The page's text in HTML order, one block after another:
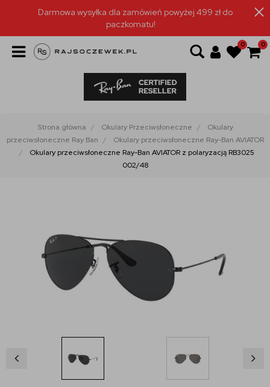
Darmowa wysyłka dla zamówień powyżej 499 zł do
paczkomatu!
0 0
Strona główna Okulary Przeciwsłoneczne
Okulary
przeciwsłoneczne Ray Ban
Okulary przeciwsłoneczne Ray-Ban AVIATOR
Okulary przeciwsłoneczne Ray-Ban AVIATOR z polaryzacją RB3025
002/48